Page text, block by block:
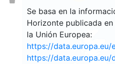
Se basa en la
Horizonte publicada
la Unión Europea:
https://
https://